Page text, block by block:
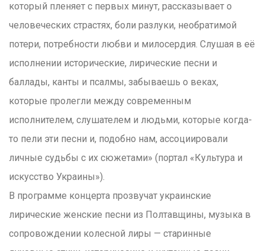
который пленяет с первых минут, рассказывает о
человеческих страстях, боли разлуки, необратимой
потери, потребности любви и милосердия. Слушая в её
исполнении исторические, лирические песни и
баллады, канты и псалмы, забываешь о веках,
которые пролегли между современным
исполнителем, слушателем и людьми, которые когда-
то пели эти песни и, подобно нам, ассоциировали
личные судьбы с их сюжетами» (портал «Культура и
искусство Украины»).
В программе концерта прозвучат украинские
лирические женские песни из Полтавщины, музыка в
сопровождении колесной лиры — старинные